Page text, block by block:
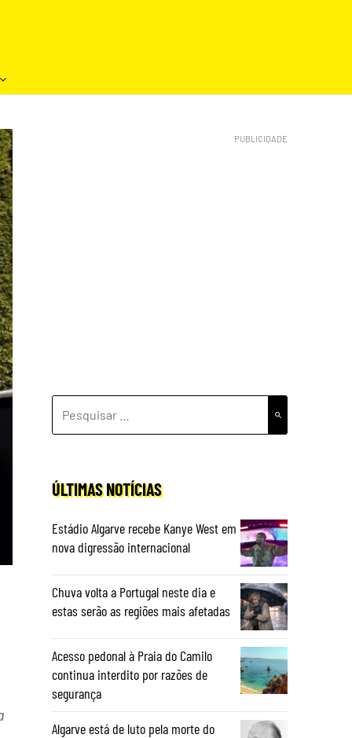
POR:
ÚLTIMAS NOTÍCIAS
Estádio Algarve recebe Kanye West em
nova digressão internacional
Chuva volta a Portugal neste dia e
estas serão as regiões mais afetadas
Acesso pedonal à Praia do Camilo
continua interdito por razões de
segurança
Algarve está de luto pela morte do